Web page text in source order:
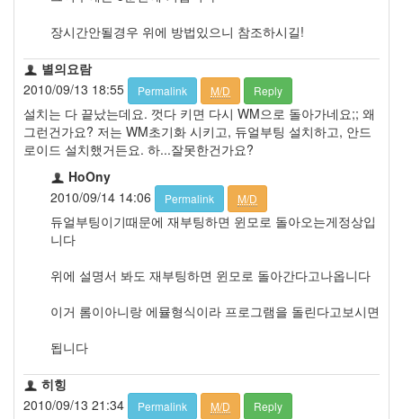
장시간안될경우 위에 방법있으니 참조하시길!
별의요람
2010/09/13 18:55
Permalink M/D Reply
설치는 다 끝났는데요. 껏다 키면 다시 WM으로 돌아가네요;; 왜
그런건가요? 저는 WM초기화 시키고, 듀얼부팅 설치하고, 안드
로이드 설치했거든요. 하...잘못한건가요?
HoOny
2010/09/14 14:06
Permalink M/D
듀얼부팅이기때문에 재부팅하면 윈모로 돌아오는게정상입
니다
위에 설명서 봐도 재부팅하면 윈모로 돌아간다고나옵니다
이거 롬이아니랑 에뮬형식이라 프로그램을 돌린다고보시면
됩니다
히힝
2010/09/13 21:34
Permalink M/D Reply